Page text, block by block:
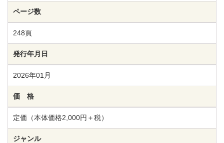
ページ数
248頁
発行年月日
2026年01月
価 格
定価（本体価格2,000円＋税）
ジャンル